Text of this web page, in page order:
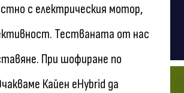
с електрическия мотор,
Тестваната от нас
При шофиране по
Кайен eHybrid да